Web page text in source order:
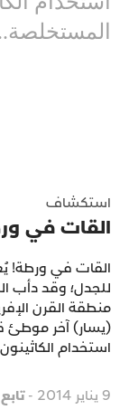
استكشاف
القات في
القات في ورطة!
للجدل؛ وقد دأب
(يسار) آخر موطئ
استخدام
9 يناير 2014 -
تابع